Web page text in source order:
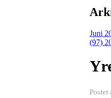
Juni
(97)
Postet